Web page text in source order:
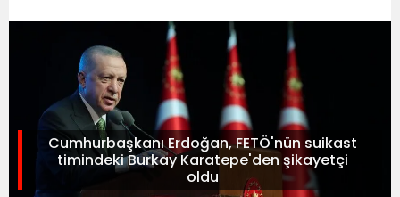
Cumhurbaşkanı Erdoğan, FETÖ'nün suikast
timindeki Burkay Karatepe'den şikayetçi
oldu